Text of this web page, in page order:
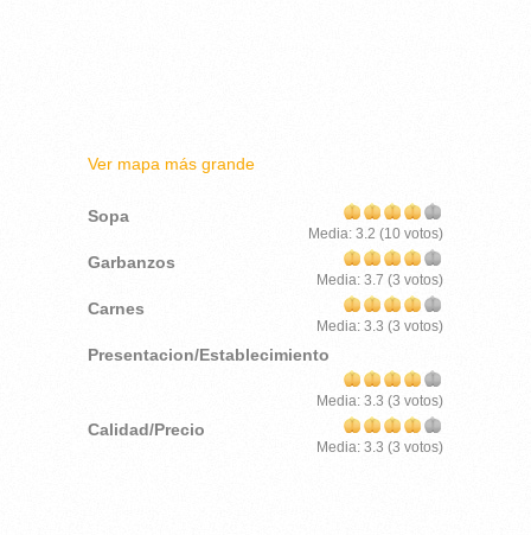
Ver mapa más grande
Sopa
Media: 3.2 (10 votos)
Garbanzos
Media: 3.7 (3 votos)
Carnes
Media: 3.3 (3 votos)
Presentacion/Establecimiento
Media: 3.3 (3 votos)
Calidad/Precio
Media: 3.3 (3 votos)